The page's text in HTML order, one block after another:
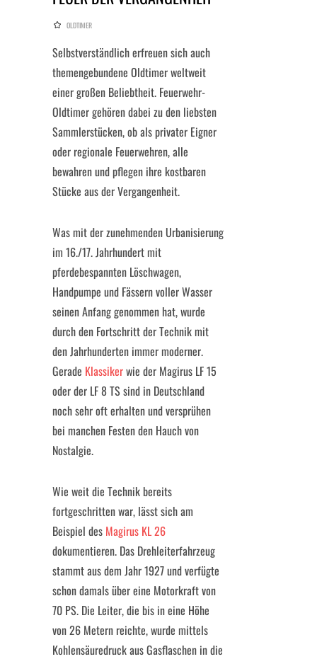
OLDTIMER
Selbstverständlich erfreuen sich auch
themengebundene Oldtimer weltweit
einer großen Beliebtheit. Feuerwehr-
Oldtimer gehören dabei zu den liebsten
Sammlerstücken, ob als privater Eigner
oder regionale Feuerwehren, alle
bewahren und pflegen ihre kostbaren
Stücke aus der Vergangenheit.
Was mit der zunehmenden Urbanisierung
im 16./17. Jahrhundert mit
pferdebespannten Löschwagen,
Handpumpe und Fässern voller Wasser
seinen Anfang genommen hat, wurde
durch den Fortschritt der Technik mit
den Jahrhunderten immer moderner.
Gerade Klassikerwie der Magirus LF 15
oder der LF 8 TS sind in Deutschland
noch sehr oft erhalten und versprühen
bei manchen Festen den Hauch von
Nostalgie.
Wie weit die Technik bereits
fortgeschritten war, lässt sich am
Beispiel des Magirus KL 26
dokumentieren. Das Drehleiterfahrzeug
stammt aus dem Jahr 1927 und verfügte
schon damals über eine Motorkraft von
70 PS. Die Leiter, die bis in eine Höhe
von 26 Metern reichte, wurde mittels
Kohlensäuredruck aus Gasflaschen in die